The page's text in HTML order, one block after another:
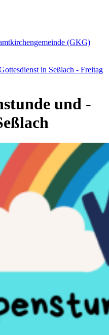
(GKG)
in Seßlach - Freitag
und -